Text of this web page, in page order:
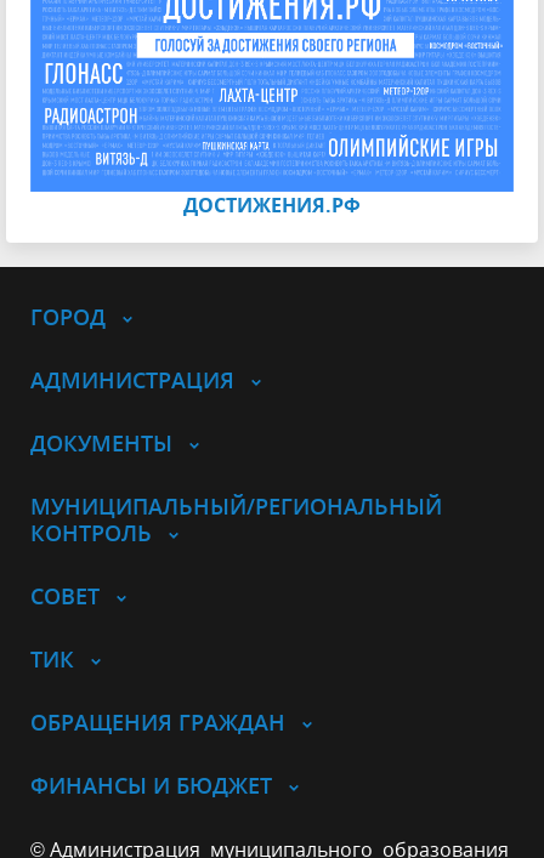
ДОСТИЖЕНИЯ.РФ
ГОРОД
АДМИНИСТРАЦИЯ
ДОКУМЕНТЫ
МУНИЦИПАЛЬНЫЙ/РЕГИОНАЛЬНЫЙ
КОНТРОЛЬ
СОВЕТ
ТИК
ОБРАЩЕНИЯ ГРАЖДАН
ФИНАНСЫ И БЮДЖЕТ
© Администрация муниципального образования